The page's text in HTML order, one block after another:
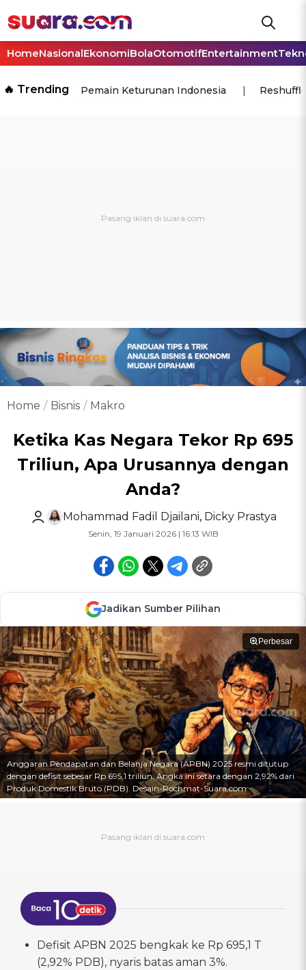
HomeNasionalEkonomiBolaOtomotifEntertainment
🔥 Trending Pemain Keturunan Indonesia
Home Bisnis Makro
Ketika Kas Negara Tekor Rp 695
Triliun, Apa Urusannya dengan
Anda?
Mohammad Fadil Djailani, Dicky Prastya
Senin, 19 Januari 2026 | 16:13 WIB
Jadikan Sumber Pilihan
Perbesar
Anggaran Pendapatan dan Belanja Negara (APBN) 2025 resmi ditutup
dengan defisit sebesar Rp 695,1 triliun. Angka ini setara dengan 2,92% dari
Produk Domestik Bruto (PDB). Desain-Rochmat-Suara.com
Defisit APBN 2025 bengkak ke Rp 695,1 T
(2,92% PDB), nyaris batas aman 3%.